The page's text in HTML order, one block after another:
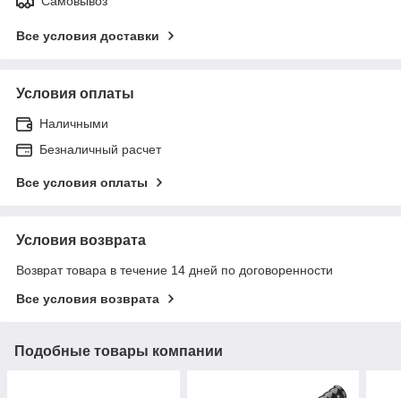
Все условия доставки
Условия оплаты
Наличными
Безналичный расчет
Все условия оплаты
Условия возврата
Возврат товара в течение 14 дней по договоренности
Все условия возврата
Подобные товары компании